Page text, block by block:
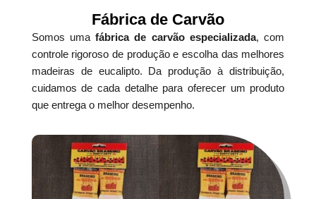
Fábrica de Carvão
Somos umafábrica de carvão especializada, com
controle rigoroso de produção e escolha das melhores
madeiras de eucalipto. Da produção à distribuição,
cuidamos de cada detalhe para oferecer um produto
que entrega o melhor desempenho.